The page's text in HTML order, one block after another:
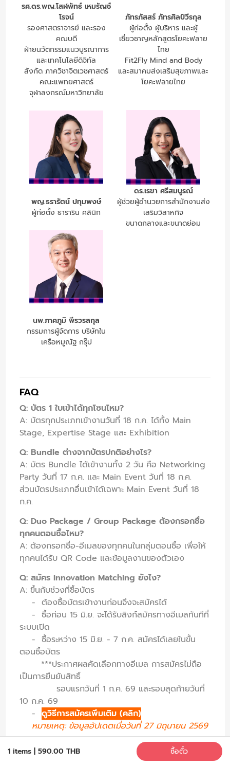
1 items 590.00 THB ซื้อตั๋ว
รศ.ดร.พญ.โสฬพัทธ์ เหมรัญช์
โรจน์
รองศาสตราจารย์ และรอง
คณบดี
ฝ่ายนวัตกรรมแนวบูรณาการ
และเทคโนโลยีดิจิทัล
สังกัด ภาควิชาจิตเวชศาสตร์
คณะแพทยศาสตร์
จุฬาลงกรณ์มหาวิทยาลัย
ภัทรภัสสร์ ภัทรศิลป์วีรกุล
ผู้ก่อตั้ง ผู้บริหาร และผู้
เชี่ยวชาญหลักสูตรโยคะฟลาย
ไทย
Fit2Fly Mind and Body
และสมาคมส่งเสริมสุขภาพและ
โยคะฟลายไทย
พญ.ธรารัตน์ ปทุมพงษ์
ผู้ก่อตั้ง ธาราริน คลินิก
ดร.เรขา ศรีสมบูรณ์
ผู้ช่วยผู้อำนวยการสำนักงานส่ง
เสริมวิสาหกิจ
ขนาดกลางและขนาดย่อม
นพ.ภาคภูมิ พีรวรสกุล
กรรมการผู้จัดการ บริษัทใน
เครือหมูณัฐ กรุ๊ป
FAQ
Q: บัตร 1 ใบเข้าได้ทุกโซนไหม?
A: บัตรทุกประเภทเข้างานวันที่ 18 ก.ค. ได้ทั้ง Main
Stage, Expertise Stage และ Exhibition
Q: Bundle ต่างจากบัตรปกติอย่างไร?
A: บัตร Bundle ได้เข้างานทั้ง 2 วัน คือ Networking
Party วันที่ 17 ก.ค. และ Main Event วันที่ 18 ก.ค.
ส่วนบัตรประเภทอื่นเข้าได้เฉพาะ Main Event วันที่ 18
ก.ค.
Q: Duo Package / Group Package ต้องกรอกชื่อ
ทุกคนตอนซื้อไหม?
A: ต้องกรอกชื่อ-อีเมลของทุกคนในกลุ่มตอนซื้อ เพื่อให้
ทุกคนได้รับ QR Code และข้อมูลงานของตัวเอง
Q: สมัคร Innovation Matching ยังไง?
A: ขึ้นกับช่วงที่ซื้อบัตร
- ต้องซื้อบัตรเข้างานก่อนจึงจะสมัครได้
- ซื้อก่อน 15 มิ.ย. จะได้รับลิงก์สมัครทางอีเมลทันทีที่
ระบบเปิด
- ซื้อระหว่าง 15 มิ.ย. - 7 ก.ค. สมัครได้เลยในขั้น
ตอนซื้อบัตร
***ประกาศผลคัดเลือกทางอีเมล การสมัครไม่ถือ
เป็นการยืนยันสิทธิ์
รอบแรกวันที่ 1 ก.ค. 69 และรอบสุดท้ายวันที่
10 ก.ค. 69
-ดูวิธีการสมัครเพิ่มเติม (คลิก)
หมายเหตุ: ข้อมูลอัปเดตเมื่อวันที่ 27 มิถุนายน 2569
Q: ซื้อบัตรหลัง 7 ก.ค. แล้วอยากสมัคร Matching ได้
ไหม?